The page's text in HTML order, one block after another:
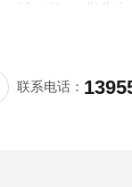
种变送器（罗斯蒙特
联系电话：